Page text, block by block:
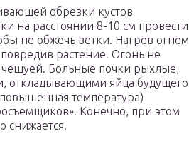
обрезки кустов
на расстоянии 8-10 см провести
не обжечь ветки. Нагрев огнем
растение. Огонь не
Больные почки рыхлые,
откладывающими яйца будущего
температура)
Конечно, при этом
снижается.